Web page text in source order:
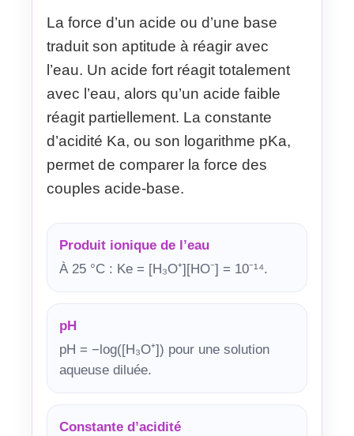
La force d’un acide ou d’une base
traduit son aptitude à réagir avec
l’eau. Un acide fort réagit totalement
avec l’eau, alors qu’un acide faible
réagit partiellement. La constante
d’acidité Ka, ou son logarithme pKa,
permet de comparer la force des
couples acide-base.
Produit ionique de l’eau
À 25 °C : Ke = [H₃O⁺][HO⁻] = 10⁻¹⁴.
pH
pH = −log([H₃O⁺]) pour une solution
aqueuse diluée.
Constante d’acidité